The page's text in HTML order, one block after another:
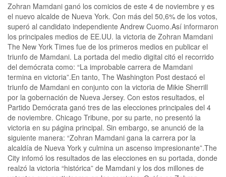
Zohran Mamdani ganó los comicios de este 4 de noviembre y es
el nuevo alcalde de Nueva York. Con más del 50,6% de los votos,
superó al candidato independiente Andrew Cuomo.Así informaron
los principales medios de EE.UU. la victoria de Zohran Mamdani
The New York Times fue de los primeros medios en publicar el
triunfo de Mamdani. La portada del medio digital citó el recorrido
del demócrata como: “La improbable carrera de Mamdani
termina en victoria”.En tanto, The Washington Post destacó el
triunfo de Mamdani en conjunto con la victoria de Mikie Sherrill
por la gobernación de Nueva Jersey. Con estos resultados, el
Partido Demócrata ganó tres de las elecciones principales del 4
de noviembre. Chicago Tribune, por su parte, no presentó la
victoria en su página principal. Sin embargo, se anunció de la
siguiente manera: “Zohran Mamdani gana la carrera por la
alcaldía de Nueva York y culmina un ascenso impresionante”.The
City infomó los resultados de las elecciones en su portada, donde
realzó la victoria “histórica” de Mamdani y los dos millones de